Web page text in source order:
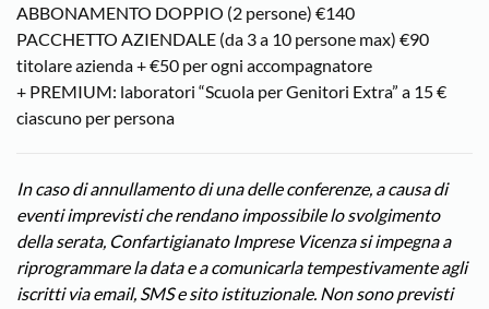
ABBONAMENTO DOPPIO (2 persone) €140
PACCHETTO AZIENDALE (da 3 a 10 persone max) €90
titolare azienda + €50 per ogni accompagnatore
+ PREMIUM: laboratori “Scuola per Genitori Extra” a 15 €
ciascuno per persona
In caso di annullamento di una delle conferenze, a causa di
eventi imprevisti che rendano impossibile lo svolgimento
della serata, Confartigianato Imprese Vicenza si impegna a
riprogrammare la data e a comunicarla tempestivamente agli
iscritti via email, SMS e sito istituzionale. Non sono previsti